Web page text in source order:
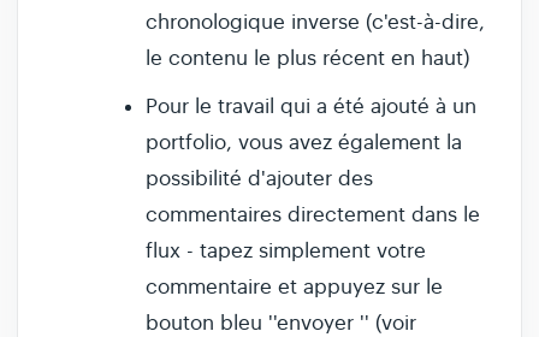
chronologique inverse (c'est-à-dire,
le contenu le plus récent en haut)
Pour le travail qui a été ajouté à un
portfolio, vous avez également la
possibilité d'ajouter des
commentaires directement dans le
flux - tapez simplement votre
commentaire et appuyez sur le
bouton bleu ''envoyer '' (voir